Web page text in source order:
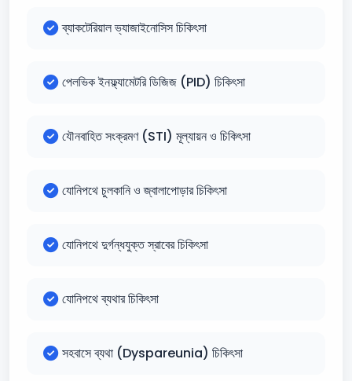
ব্যাকটেরিয়াল ভ্যাজাইনোসিস চিকিৎসা
পেলভিক ইনফ্ল্যামেটরি ডিজিজ (PID) চিকিৎসা
যৌনবাহিত সংক্রমণ (STI) মূল্যায়ন ও চিকিৎসা
যোনিপথে চুলকানি ও জ্বালাপোড়ার চিকিৎসা
যোনিপথে দুর্গন্ধযুক্ত স্রাবের চিকিৎসা
যোনিপথে ব্যথার চিকিৎসা
সহবাসে ব্যথা (Dyspareunia) চিকিৎসা